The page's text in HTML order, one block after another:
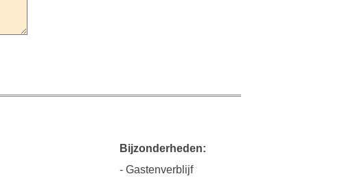
Bijzonderheden:
- Gastenverblijf